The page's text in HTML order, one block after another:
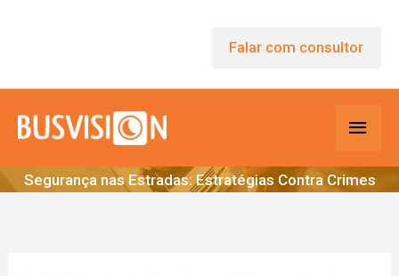
Falar com consultor
Segurança nas Estradas: Estratégias Contra Crimes